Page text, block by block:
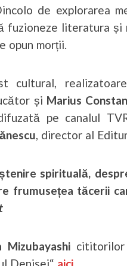
de explorarea
fuzioneze literatura și
opun morții.
cultural,
și Marius
pe canalul
, director al
spirituală,
frumusețea tăcerii
Mizubayashicititorilor
Denisei“ aici.